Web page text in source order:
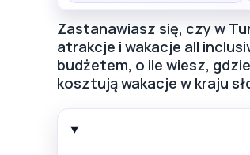
Zastanawiasz się, czy w
atrakcje i wakacje all
budżetem, o ile wiesz,
kosztują wakacje w kraju